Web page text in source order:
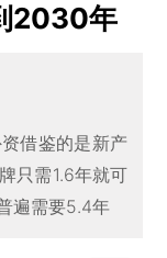
2030年
借鉴的是新产
只需1.6年就可
遍需要5.4年